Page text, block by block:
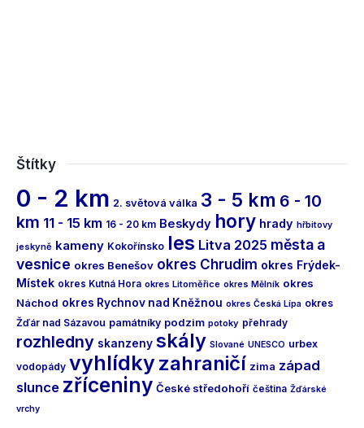
Štítky
0 - 2 km 2. světová válka 3 - 5 km 6 - 10
km 11 - 15 km 16 - 20 km Beskydy hory hrady hřbitovy
jeskyně kameny Kokořínsko les Litva 2025 města a
vesnice okres Benešov okres Chrudim okres Frýdek-
Místek okres Kutná Hora okres Litoměřice okres Mělník okres
Náchod okres Rychnov nad Kněžnou okres Česká Lípa okres
Žďár nad Sázavou památníky podzim potoky přehrady
rozhledny skanzeny skály Slované UNESCO urbex
vodopády vyhlídkyzahraničí zima západ
slunce zříceniny České středohoří čeština Žďárské
vrchy